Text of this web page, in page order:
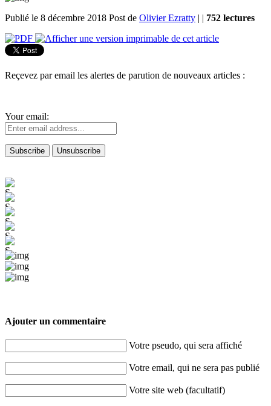
Publié le 8 décembre 2018 Post de Olivier Ezratty | | 752 lectures
Reçevez par email les alertes de parution de nouveaux articles :
Your email:
Ajouter un commentaire
Votre pseudo, qui sera affiché
Votre email, qui ne sera pas publié
Votre site web (facultatif)